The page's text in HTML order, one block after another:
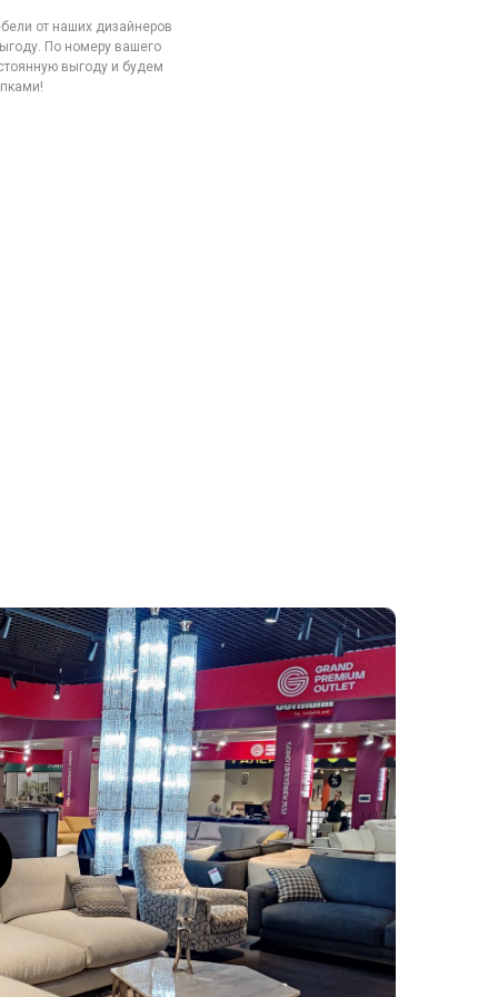
от наших дизайнеров
По номеру вашего
выгоду и будем